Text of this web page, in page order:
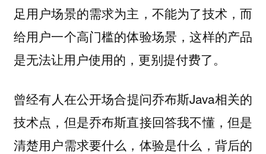
足用户场景的需求为主，不能为了技术，而
给用户一个高门槛的体验场景，这样的产品
是无法让用户使用的，更别提付费了。
曾经有人在公开场合提问乔布斯Java相关的
技术点，但是乔布斯直接回答我不懂，但是
清楚用户需求要什么，体验是什么，背后的